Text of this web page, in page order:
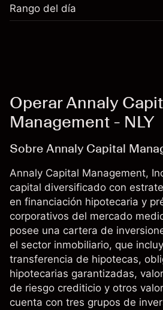
Rango del día
Operar Annaly
Management - NLY
Sobre Annaly Capital
Annaly Capital Management,
capital diversificado con
en financiación hipotecaria y
corporativos del mercado
posee una cartera de
el sector inmobiliario, que
transferencia de hipotecas,
hipotecarias garantizadas,
de riesgo crediticio y otros
cuenta con tres grupos de